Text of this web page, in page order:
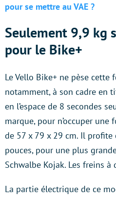
pour se mettre au VAE ?
Seulement 9,9 kg
pour le Bike+
Le Vello Bike+ ne pèse cette
notamment, à son cadre en
en l’espace de 8 secondes
marque, pour n’occuper une
de 57 x 79 x 29 cm. Il
pouces, pour une plus
Schwalbe Kojak. Les freins
La partie électrique de ce